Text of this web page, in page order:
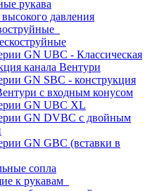
рукава
давления
GN UBC - Классическая
канала Вентури
GN SBC - конструкция
c входным конусом
GN UBC XL
GN DVBC с двойным
GN GBC (вставки в
сопла
к рукавам